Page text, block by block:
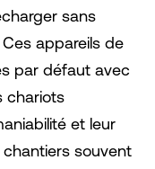
sans
appareils de
par défaut avec
chariots
et leur
souvent